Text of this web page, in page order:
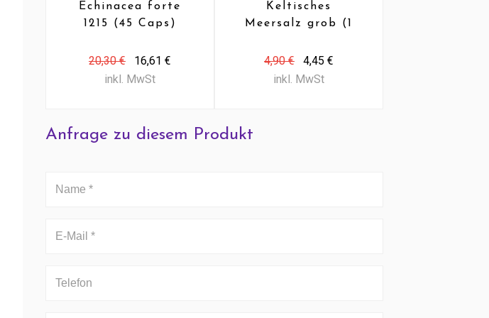
Echinacea forte
1215 (45 Caps)
20,30 €
16,61 €
inkl. MwSt
Keltisches
Meersalz grob (1
4,90 €
4,45 €
inkl. MwSt
Anfrage zu diesem Produkt